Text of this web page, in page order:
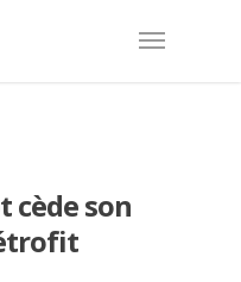
cède son